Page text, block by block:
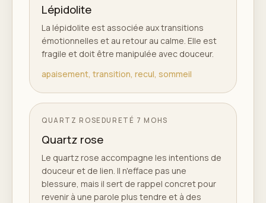
Lépidolite
La lépidolite est associée aux transitions
émotionnelles et au retour au calme. Elle est
fragile et doit être manipulée avec douceur.
apaisement, transition, recul, sommeil
QUARTZ ROSE DURETÉ 7 MOHS
Quartz rose
Le quartz rose accompagne les intentions de
douceur et de lien. Il n'efface pas une
blessure, mais il sert de rappel concret pour
revenir à une parole plus tendre et à des